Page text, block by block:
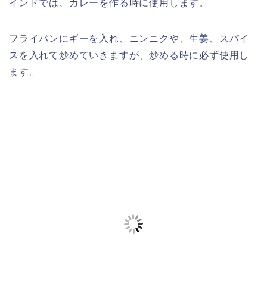
インドでは、カレーを作る時に使用します。
フライパンにギーを入れ、ニンニクや、生姜、スパイ
スを入れて炒めていきますが、炒める時に必ず使用し
ます。